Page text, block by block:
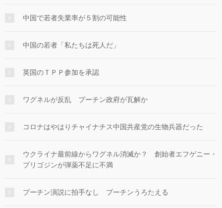
中国で若者失業率が５割の可能性
中国の若者「私たちは死人だ」
英国のＴＰＰ参加を承認
ワグネルが反乱 プーチン政府が瓦解か
コロナはやはりチャイナチス中国共産党の生物兵器だった
ウクライナ最前線からワグネル消滅か？ 創始者エフゲニー・
プリゴジンが弾薬不足に不満
プーチン演説に拍手なし プーチンうろたえる